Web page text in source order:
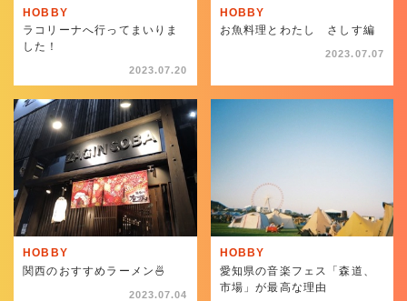
HOBBY
ラコリーナへ行ってまいりま
した！
2023.07.20
HOBBY
お魚料理とわたし さしす編
2023.07.07
HOBBY
関西のおすすめラーメン🍜
2023.07.04
HOBBY
愛知県の音楽フェス「森道、
市場」が最高な理由